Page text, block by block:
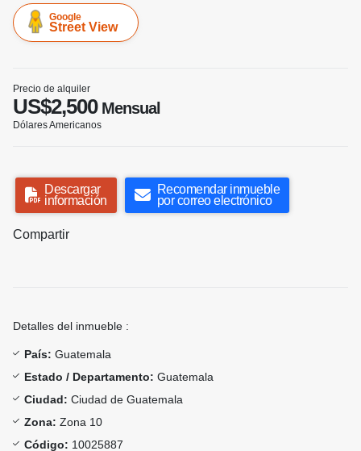
Google
Street View
Precio de alquiler
US$2,500Mensual
Dólares Americanos
Descargar
información
Recomendar inmueble
por correo electrónico
Compartir
Detalles del inmueble :
País: Guatemala
Estado / Departamento: Guatemala
Ciudad: Ciudad de Guatemala
Zona: Zona 10
Código: 10025887